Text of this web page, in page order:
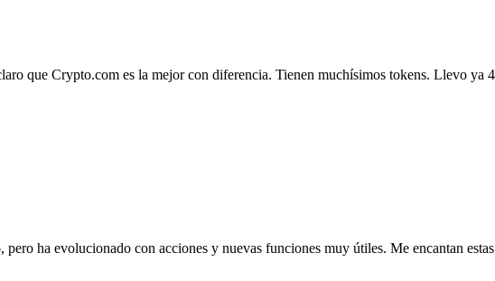
que Crypto.com es la mejor con diferencia. Tienen muchísimos tokens. Llevo ya
ha evolucionado con acciones y nuevas funciones muy útiles. Me encantan